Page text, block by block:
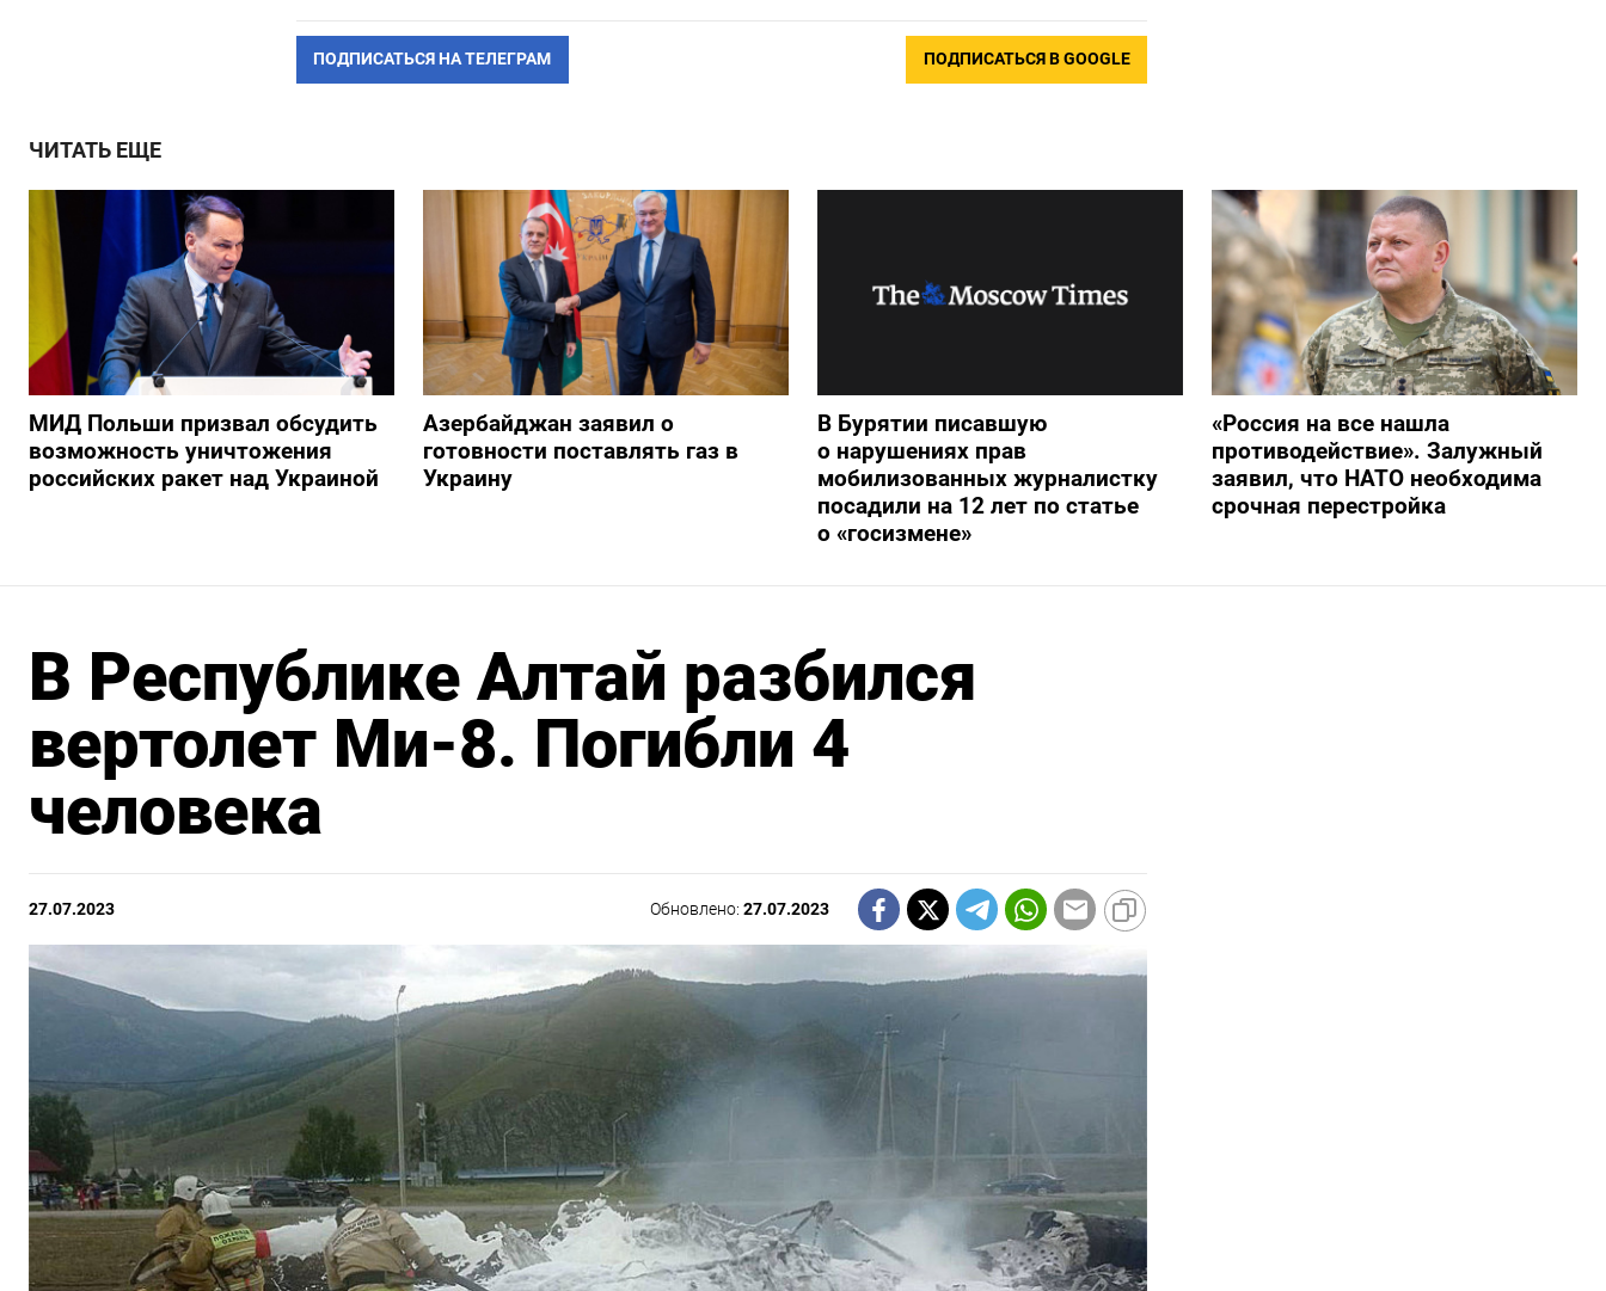
ПОДПИСАТЬСЯ НА ТЕЛЕГРАМ ПОДПИСАТЬСЯ В GOOGLE
ЧИТАТЬ ЕЩЕ
МИД Польши призвал обсудить
возможность уничтожения
российских ракет над Украиной
Азербайджан заявил о
готовности поставлять газ в
Украину
В Бурятии писавшую
о нарушениях прав
мобилизованных журналистку
посадили на 12 лет по статье
о «госизмене»
«Россия на все нашла
противодействие». Залужный
заявил, что НАТО необходима
срочная перестройка
В Республике Алтай разбился
вертолет Ми-8. Погибли 4
человека
27.07.2023 Обновлено:27.07.2023